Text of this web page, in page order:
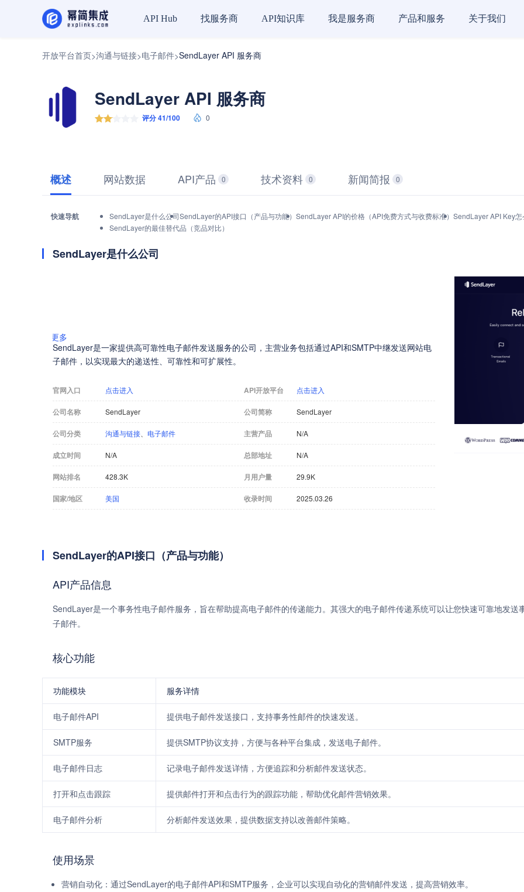
API Hub 找服务商 API知识库 我是服务商 产品和服务 关于我们
开放平台首页>沟通与链接>电子邮件>SendLayer API 服务商
SendLayer API 服务商
评分 41/100 0
概述 网站数据 API产品 0 技术资料 0 新闻简报 0
快速导航 SendLayer是什么公司SendLayer的API接口（产品与功能） SendLayer API的价格（API免费方式与收费标准） SendLayer API Key
SendLayer的最佳替代品（竞品对比）
SendLayer是什么公司
更多
SendLayer是一家提供高可靠性电子邮件发送服务的公司，主营业务包括通过API和SMTP中继发送网站电
子邮件，以实现最大的递送性、可靠性和可扩展性。
官网入口 点击进入 API开放平台 点击进入
公司名称 SendLayer 公司简称 SendLayer
公司分类 沟通与链接 电子邮件 主营产品 N/A
成立时间 N/A 总部地址 N/A
网站排名 428.3K 月用户量 29.9K
国家/地区 美国 收录时间 2025.03.26
SendLayer的API接口（产品与功能）
API产品信息
SendLayer是一个事务性电子邮件服务，旨在帮助提高电子邮件的传递能力。其强大的电子邮件传递系统可以让您快速可靠地发送
子邮件。
核心功能
功能模块 服务详情
电子邮件API 提供电子邮件发送接口，支持事务性邮件的快速发送。
SMTP服务 提供SMTP协议支持，方便与各种平台集成，发送电子邮件。
电子邮件日志 记录电子邮件发送详情，方便追踪和分析邮件发送状态。
打开和点击跟踪 提供邮件打开和点击行为的跟踪功能，帮助优化邮件营销效果。
电子邮件分析 分析邮件发送效果，提供数据支持以改善邮件策略。
使用场景
营销自动化：通过SendLayer的电子邮件API和SMTP服务，企业可以实现自动化的营销邮件发送，提高营销效率。